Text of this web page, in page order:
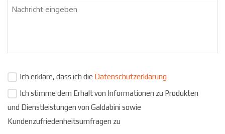
Ich erkläre, dass ich die Datenschutzerklärung
Ich stimme dem Erhalt von Informationen zu Produkten
und Dienstleistungen von Galdabini sowie
Kundenzufriedenheitsumfragen zu